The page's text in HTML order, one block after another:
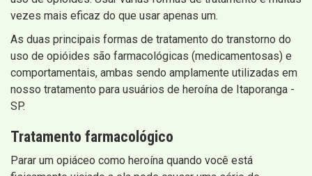
vezes mais eficaz do que usar apenas um.
As duas principais formas de tratamento do transtorno do
uso de opióides são farmacológicas (medicamentosas) e
comportamentais, ambas sendo amplamente utilizadas em
nosso tratamento para usuários de heroína de Itaporanga -
SP.
Tratamento farmacológico
Parar um opiáceo como heroína quando você está